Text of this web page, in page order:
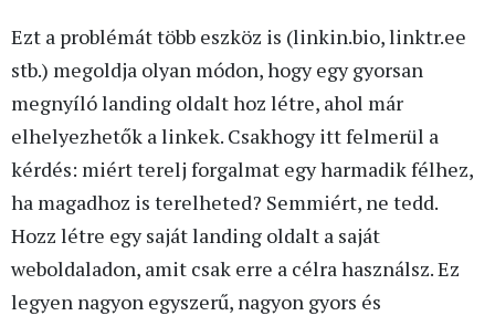
Ezt a problémát több eszköz is (linkin.bio, linktr.ee
stb.) megoldja olyan módon, hogy egy gyorsan
megnyíló landing oldalt hoz létre, ahol már
elhelyezhetők a linkek. Csakhogy itt felmerül a
kérdés: miért terelj forgalmat egy harmadik félhez,
ha magadhoz is terelheted? Semmiért, ne tedd.
Hozz létre egy saját landing oldalt a saját
weboldaladon, amit csak erre a célra használsz. Ez
legyen nagyon egyszerű, nagyon gyors és